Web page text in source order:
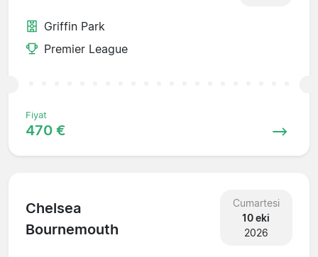
Griffin Park
Premier League
Fiyat
470 €
Chelsea
Bournemouth
Cumartesi
10 eki
2026